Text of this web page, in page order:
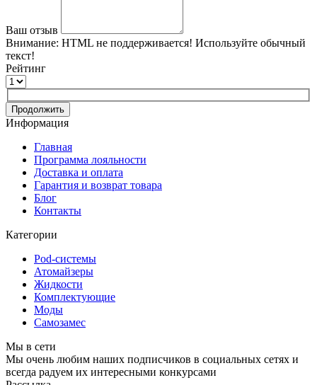
Ваш отзыв
Внимание: HTML не поддерживается! Используйте обычный
текст!
Рейтинг
Продолжить
Информация
Главная
Программа лояльности
Доставка и оплата
Гарантия и возврат товара
Блог
Контакты
Категории
Pod-системы
Атомайзеры
Жидкости
Комплектующие
Моды
Самозамес
Мы в сети
Мы очень любим наших подписчиков в социальных сетях и
всегда радуем их интересными конкурсами